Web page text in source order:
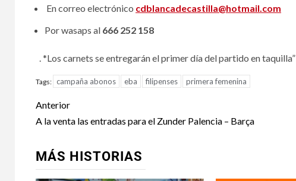
En correo electrónico cdblancadecastilla@hotmail.com
Por wasaps al 666 252 158
. *Los carnets se entregarán el primer día del partido en taquilla”
Tags: campaña abonos eba filipenses primera femenina
Anterior
A la venta las entradas para el Zunder Palencia – Barça
MÁS HISTORIAS